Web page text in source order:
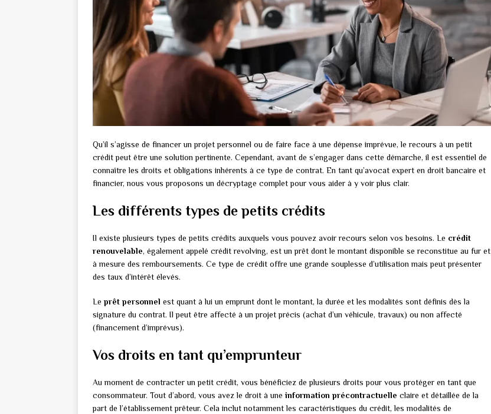
Qu’il s’agisse de financer un projet personnel ou de faire face à une dépense imprévue, le recours à un petit
crédit peut être une solution pertinente. Cependant, avant de s’engager dans cette démarche, il est essentiel de
connaître les droits et obligations inhérents à ce type de contrat. En tant qu’avocat expert en droit bancaire et
financier, nous vous proposons un décryptage complet pour vous aider à y voir plus clair.
Les différents types de petits crédits
Il existe plusieurs types de petits crédits auxquels vous pouvez avoir recours selon vos besoins. Le crédit
renouvelable, également appelé crédit revolving, est un prêt dont le montant disponible se reconstitue au fur et
à mesure des remboursements. Ce type de crédit offre une grande souplesse d’utilisation mais peut présenter
des taux d’intérêt élevés.
Le prêt personnel est quant à lui un emprunt dont le montant, la durée et les modalités sont définis dès la
signature du contrat. Il peut être affecté à un projet précis (achat d’un véhicule, travaux) ou non affecté
(financement d’imprévus).
Vos droits en tant qu’emprunteur
Au moment de contracter un petit crédit, vous bénéficiez de plusieurs droits pour vous protéger en tant que
consommateur. Tout d’abord, vous avez le droit à une information précontractuelle claire et détaillée de la
part de l’établissement prêteur. Cela inclut notamment les caractéristiques du crédit, les modalités de